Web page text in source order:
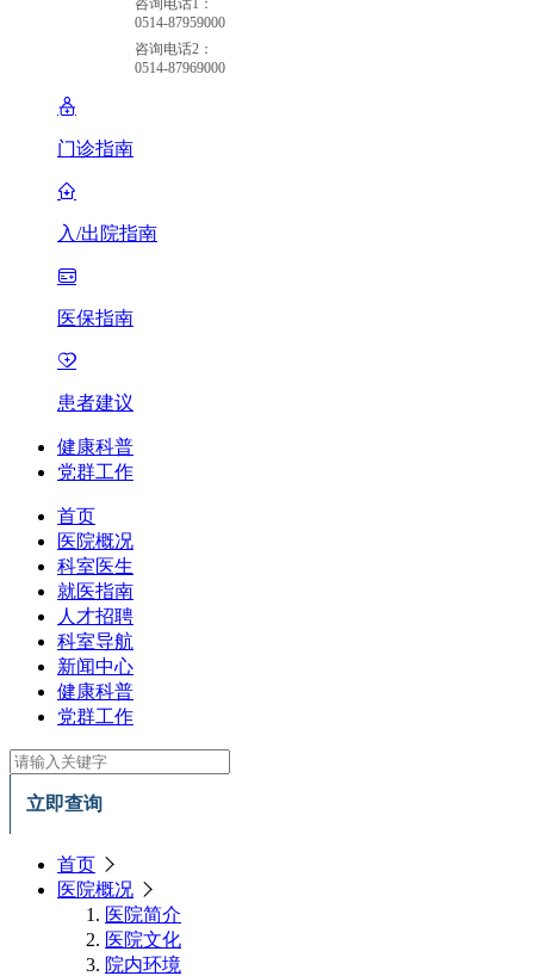
0514-87959000
咨询电话2：
0514-87969000
门诊指南
入/出院指南
医保指南
患者建议
健康科普
党群工作
首页
医院概况
科室医生
就医指南
人才招聘
科室导航
新闻中心
健康科普
党群工作
立即查询
首页
医院概况
医院简介
医院文化
院内环境